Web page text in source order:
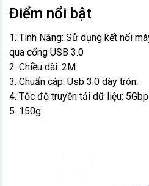
Điểm nổi bật
1. Tính Năng: Sử dụng kết nối
qua cổng USB 3.0
2. Chiều dài: 2M
3. Chuẩn cáp: Usb 3.0 dây tròn.
4. Tốc độ truyền tải dữ liệu:
5. 150g